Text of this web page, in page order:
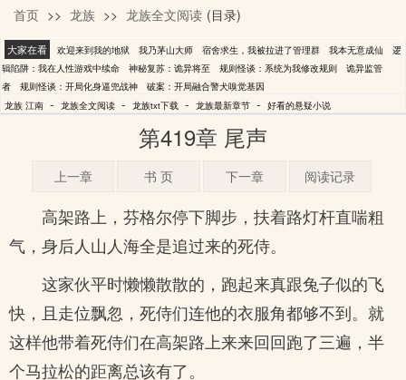
江南
首页 >> 龙族 >> 龙族全文阅读 (目录)
大家在看 欢迎来到我的地狱 我乃茅山大师 宿舍求生，我被拉进了管理群 我本无意成仙
逻
辑陷阱：我在人性游戏中续命
神秘复苏：诡异将至 规则怪谈：系统为我修改规则
诡异监管
者
规则怪谈：开局化身逼兜战神
破案：开局融合警犬嗅觉基因
龙族 江南 - 龙族全文阅读 - 龙族txt下载 - 龙族最新章节 - 好看的悬疑小说
第419章 尾声
上一章 书 页 下一章 阅读记录
高架路上，芬格尔停下脚步，扶着路灯杆直喘粗
气，身后人山人海全是追过来的死侍。
这家伙平时懒懒散散的，跑起来真跟兔子似的飞
快，且走位飘忽，死侍们连他的衣服角都够不到。就
这样他带着死侍们在高架路上来来回回跑了三遍，半
个马拉松的距离总该有了。